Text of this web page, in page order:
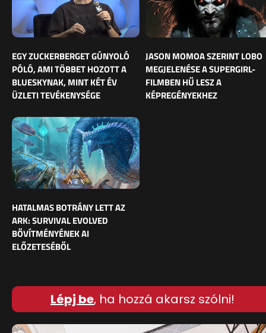
EGY ZUCKERBERGET GÚNYOLÓ
PÓLÓ, AMI TÖBBET HOZOTT A
BLUESKYNAK, MINT KÉT ÉV
ÜZLETI TEVÉKENYSÉGE
JASON MOMOA SZERINT LOBO
MEGJELENÉSE A SUPERGIRL-
FILMBEN HŰ LESZ A
KÉPREGÉNYEKHEZ
HATALMAS BOTRÁNY LETT AZ
ARK: SURVIVAL EVOLVED
BŐVÍTMÉNYÉNEK AI
ELŐZETESÉBŐL
Lépj be, ha hozzá akarsz szólni!